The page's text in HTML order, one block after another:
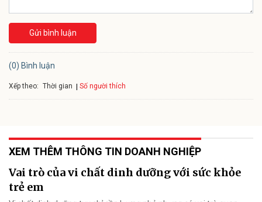
Gửi bình luận
(0) Bình luận
Xếp theo: Thời gian Số người thích
XEM THÊM THÔNG TIN DOANH NGHIỆP
Vai trò của vi chất dinh dưỡng với sức khỏe
trẻ em